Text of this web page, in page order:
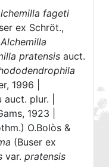
fageti
ex Schröt.,
Alchemilla
pratensis auct.
1996 |
plur. |
1923 |
O.Bolòs &
(Buser ex
var. pratensis